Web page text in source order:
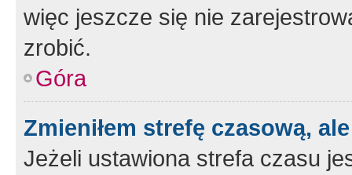
więc jeszcze się nie
zrobić.
Góra
Zmieniłem strefę czasową,
Jeżeli ustawiona strefa czasu